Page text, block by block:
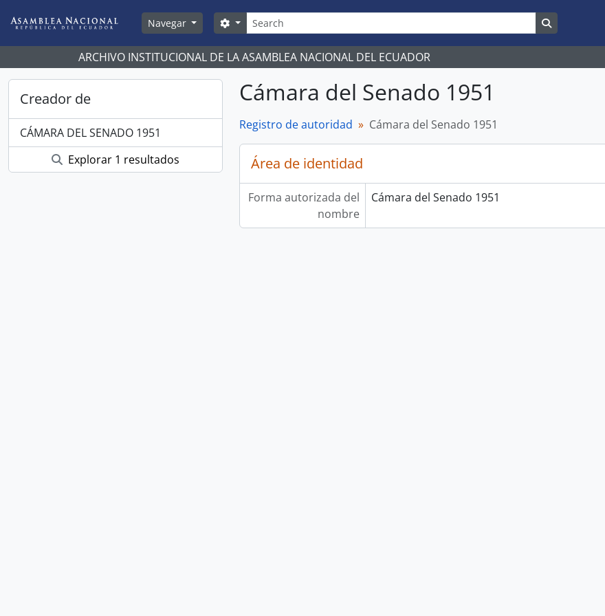
Navegar
Búsqueda
Search options
ARCHIVO INSTITUCIONAL DE LA ASAMBLEA NACIONAL DEL ECUADOR
Creador de
CÁMARA DEL SENADO 1951
Explorar 1 resultados
Cámara del Senado 1951
Registro de autoridad Cámara del Senado 1951
Área de identidad
Forma autorizada del
nombre
Cámara del Senado 1951